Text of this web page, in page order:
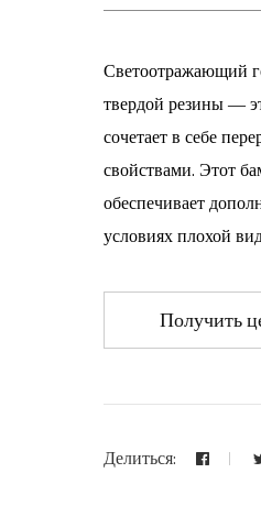
Светоотражающий
твердой резины —
сочетает в себе
свойствами. Этот
обеспечивает
условиях плохой
Получить
Делиться: